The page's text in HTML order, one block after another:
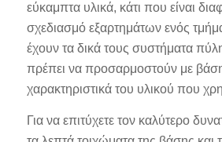
εύκαμπτα υλικά, κάτι που είναι
σχεδιασμό εξαρτημάτων ενός
έχουν τα δικά τους συστήματα
πρέπει να προσαρμοστούν με
χαρακτηριστικά του υλικού που
Για να επιτύχετε τον καλύτερο